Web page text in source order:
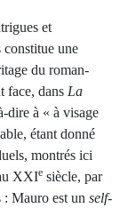
et
constitue une
du roman-
face, dans La
dire à « à visage
étant donné
montrés ici
XXIe siècle, par
: Mauro est un self-